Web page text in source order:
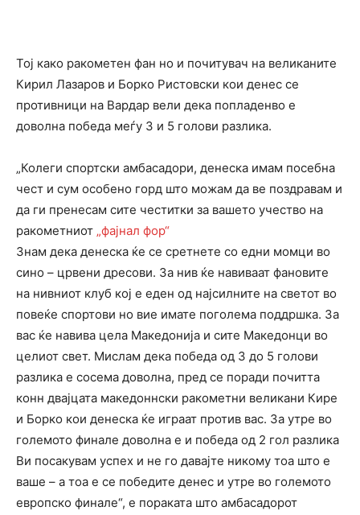
Тој како ракометен фан но и почитувач на великаните
Кирил Лазаров и Борко Ристовски кои денес се
противници на Вардар вели дека попладенво е
доволна победа меѓу 3 и 5 голови разлика.
„Колеги спортски амбасадори, денеска имам посебна
чест и сум особено горд што можам да ве поздравам и
да ги пренесам сите честитки за вашето учество на
ракометниот „фајнал фор“
Знам дека денеска ќе се сретнете со едни момци во
сино – црвени дресови. За нив ќе навиваат фановите
на нивниот клуб кој е еден од најсилните на светот во
повеќе спортови но вие имате поголема поддршка. За
вас ќе навива цела Македонија и сите Македонци во
целиот свет. Мислам дека победа од 3 до 5 голови
разлика е сосема доволна, пред се поради почитта
конн двајцата македоннски ракометни великани Кире
и Борко кои денеска ќе играат против вас. За утре во
големото финале доволна е и победа од 2 гол разлика
Ви посакувам успех и не го давајте никому тоа што е
ваше – а тоа е се победите денес и утре во големото
европско финале“, е пораката што амбасадорот